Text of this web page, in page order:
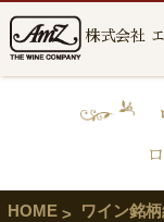
株式会社
HOME ワイン銘